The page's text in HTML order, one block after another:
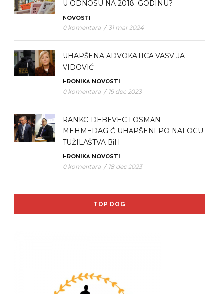
U ODNOSU NA 2018. GODINU?
NOVOSTI
0 komentara / 31 mar 2024
UHAPŠENA ADVOKATICA VASVIJA
VIDOVIĆ
HRONIKA NOVOSTI
0 komentara / 19 dec 2023
RANKO DEBEVEC I OSMAN
MEHMEDAGIĆ UHAPŠENI PO NALOGU
TUŽILAŠTVA BiH
HRONIKA NOVOSTI
0 komentara / 18 dec 2023
TOP DOG